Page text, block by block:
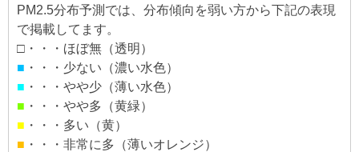
PM2.5分布予測では、分布傾向を弱い方から下記の表現
で掲載してます。
□・・・ほぼ無（透明）
■ ・・・少ない（濃い水色）
■ ・・・やや少（薄い水色）
■ ・・・やや多（黄緑）
■ ・・・多い（黄）
■ ・・・非常に多（薄いオレンジ）